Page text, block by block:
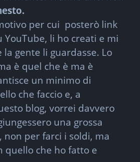
per cui  posterò link
YouTube, li ho creati e mi
gente li guardasse. Lo
è quel che è ma è
un minimo di
che faccio e, a
blog, vorrei davvero
una grossa
non per farci i soldi, ma
quello che ho fatto e